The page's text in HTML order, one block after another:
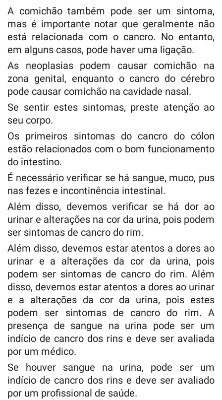
A comichão também pode ser um sintoma,
mas é importante notar que geralmente não
está relacionada com o cancro. No entanto,
em alguns casos, pode haver uma ligação.
As neoplasias podem causar comichão na
zona genital, enquanto o cancro do cérebro
pode causar comichão na cavidade nasal.
Se sentir estes sintomas, preste atenção ao
seu corpo.
Os primeiros sintomas do cancro do cólon
estão relacionados com o bom funcionamento
do intestino.
É necessário verificar se há sangue, muco, pus
nas fezes e incontinência intestinal.
Além disso, devemos verificar se há dor ao
urinar e alterações na cor da urina, pois podem
ser sintomas de cancro do rim.
Além disso, devemos estar atentos a dores ao
urinar e a alterações da cor da urina, pois
podem ser sintomas de cancro do rim. Além
disso, devemos estar atentos a dores ao urinar
e a alterações da cor da urina, pois estes
podem ser sintomas de cancro do rim. A
presença de sangue na urina pode ser um
indício de cancro dos rins e deve ser avaliada
por um médico.
Se houver sangue na urina, pode ser um
indício de cancro dos rins e deve ser avaliado
por um profissional de saúde.